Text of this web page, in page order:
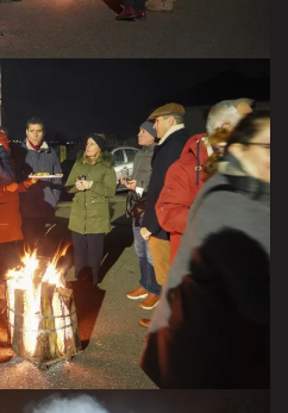
LA GALERIE